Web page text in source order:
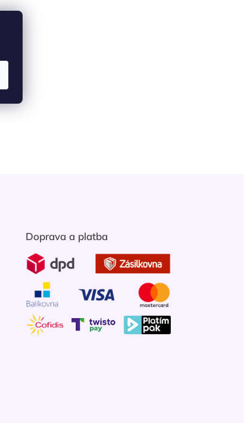
Doprava a platba